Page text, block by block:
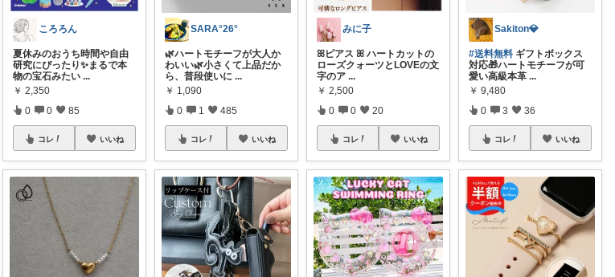
ころろん
夏休みのおうち時間や自由
研究にぴったり✨まるで本
物の宝石みたい ...
￥ 2,350
0 0 85
コレ いいね
SARA°26°
🌿ハートモチーフが大人か
わいい🌿小さくて上品だか
ら、普段使いに ...
￥ 1,090
0 1 485
コレ いいね
みに子
ꕤピアス ꕤ ハートカットの
ローズクォーツとLOVEの文
字のア ...
￥ 2,500
0 0 20
コレ いいね
Sakiton💎
#送料無料 ギフトボックス
対応🎁ハートモチーフが可
愛い高級本革 ...
￥ 9,480
0 3 36
コレ いいね